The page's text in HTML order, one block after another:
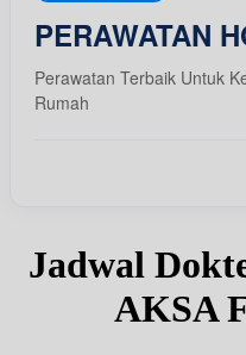
PERAWATAN
Perawatan Terbaik Untuk
Rumah
Jadwal
AKSA